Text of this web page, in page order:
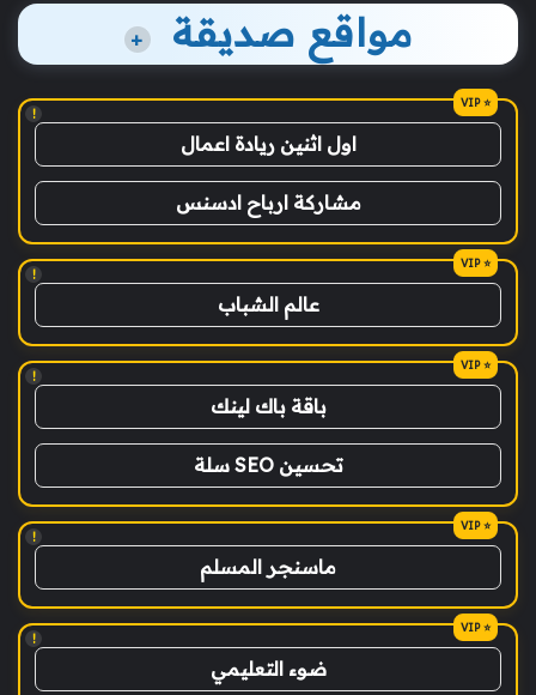
مواقع صديقة +
!
اول اثنين ريادة اعمال
مشاركة ارباح ادسنس
!
عالم الشباب
!
باقة باك لينك
تحسين SEO سلة
!
ماسنجر المسلم
!
ضوء التعليمي